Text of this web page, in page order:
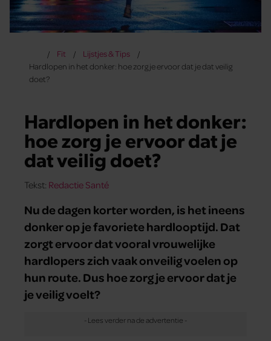
Fit
Lijstjes & Tips
Hardlopen in het donker: hoe zorg je ervoor dat je dat veilig
doet?
Hardlopen in het donker:
hoe zorg je ervoor dat je
dat veilig doet?
Tekst: Redactie Santé
Nu de dagen korter worden, is het ineens
donker op je favoriete hardlooptijd. Dat
zorgt ervoor dat vooral vrouwelijke
hardlopers zich vaak onveilig voelen op
hun route. Dus hoe zorg je ervoor dat je
je veilig voelt?